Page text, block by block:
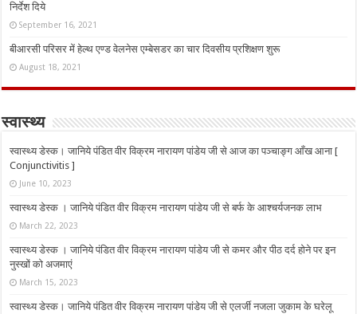
निर्देश दिये
September 16, 2021
बीआरसी परिसर में हेल्थ एण्ड वेलनेस एम्बेसडर का चार दिवसीय प्रशिक्षण शुरू
August 18, 2021
स्वास्थ्य
स्वास्थ्य डेस्क। जानिये पंडित वीर विक्रम नारायण पांडेय जी से आज का पञ्चाङ्ग आँख आना [
Conjunctivitis ]
June 10, 2023
स्वास्थ्य डेस्क । जानिये पंडित वीर विक्रम नारायण पांडेय जी से बर्फ के आश्चर्यजनक लाभ
March 22, 2023
स्वास्थ्य डेस्क । जानिये पंडित वीर विक्रम नारायण पांडेय जी से कमर और पीठ दर्द होने पर इन
नुस्‍खों को अजमाएं
March 15, 2023
स्वास्थ्य डेस्क। जानिये पंडित वीर विक्रम नारायण पांडेय जी से एलर्जी नजला जुकाम के घरेलू